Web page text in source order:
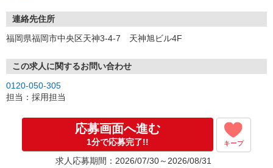
★スマホでWEB面接（LINEなど）・出張面接・事務所面接と選べま
す
③面接実施（履歴書不要）
※ご希望があれば、職場見学の調整もOKです！
お気軽にご応募ください♪
連絡先住所
福岡県福岡市中央区天神3-4-7 天神旭ビル4F
この求人に関するお問い合わせ
0120-050-305
担当：採用担当
応募画面へ進む
1分で応募完了!! キープ
求人応募期間：2026/07/30～2026/08/31